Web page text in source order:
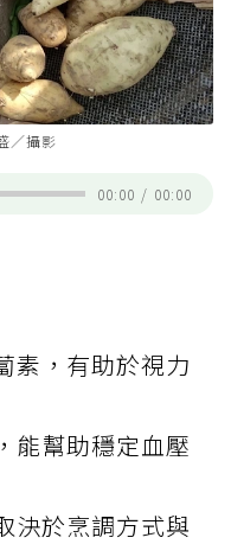
／攝影
00:00 / 00:00
素，有助於視力
能幫助穩定血壓
決於烹調方式與